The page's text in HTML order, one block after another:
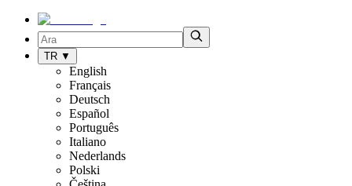
TR ▼
English
Français
Deutsch
Español
Português
Italiano
Nederlands
Polski